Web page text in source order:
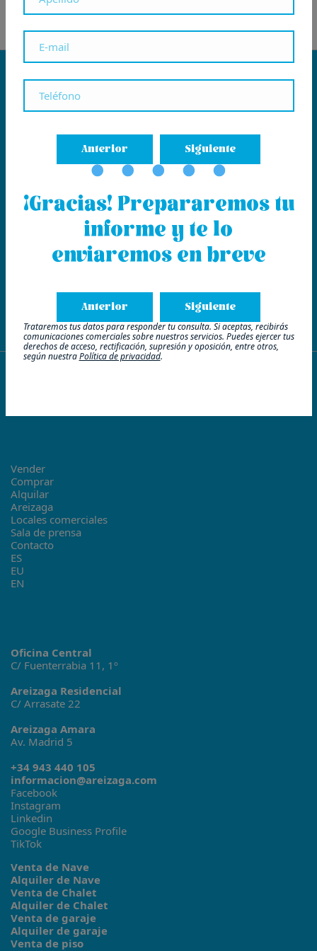
Vender
Comprar
Alquilar
Areizaga
Locales comerciales
Sala de prensa
Contacto
ES
EU
EN
Oficina Central
C/ Fuenterrabia 11, 1º
Areizaga Residencial
C/ Arrasate 22
Areizaga Amara
Av. Madrid 5
+34 943 440 105
informacion@areizaga.com
Facebook
Instagram
Linkedin
Google Business Profile
TikTok
Venta de Nave
Alquiler de Nave
Venta de Chalet
Alquiler de Chalet
Venta de garaje
Alquiler de garaje
Venta de piso
Anterior Siguiente
¡Gracias! Prepararemos tu
informe y te lo
enviaremos en breve
Anterior Siguiente
Trataremos tus datos para responder tu consulta. Si aceptas, recibirás
comunicaciones comerciales sobre nuestros servicios. Puedes ejercer tus
derechos de acceso, rectificación, supresión y oposición, entre otros,
según nuestraPolítica de privacidad.